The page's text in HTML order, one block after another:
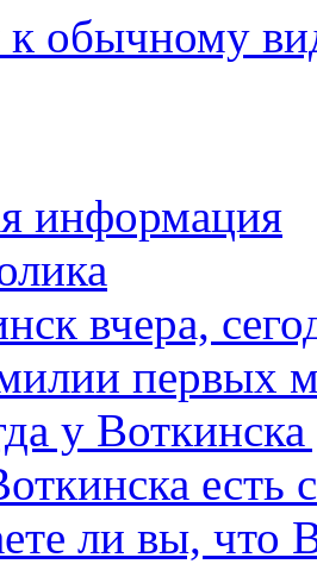
к обычному
информация
вчера,
первых
у
есть
ли вы, что